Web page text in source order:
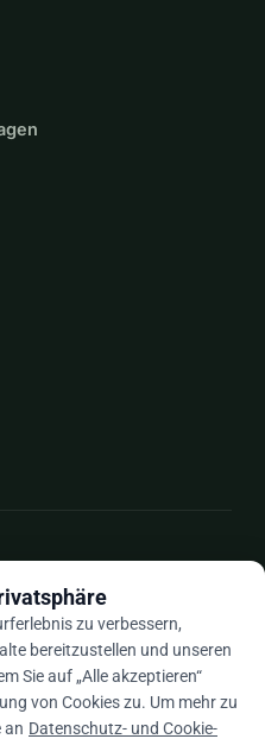
zu verbessern,
bereitzustellen und unseren
Sie auf „Alle akzeptieren“
von Cookies zu. Um mehr zu
an Datenschutz- und Cookie-